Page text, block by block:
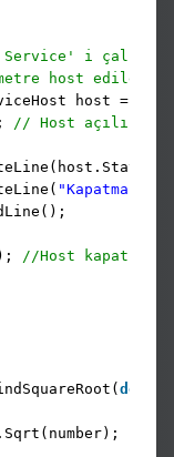
i
host
host =
// Host açılır
"Kapatmak
//Host kapatılır
double